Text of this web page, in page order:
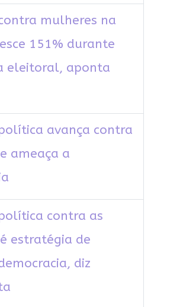
mulheres na
151% durante
eleitoral, aponta
avança contra
ameaça a
contra as
estratégia de
diz